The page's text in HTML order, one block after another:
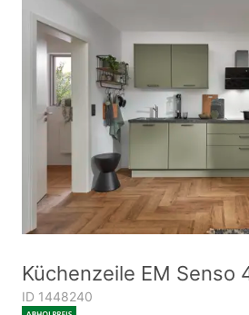
Küchenzeile EM Senso
ID 1448240